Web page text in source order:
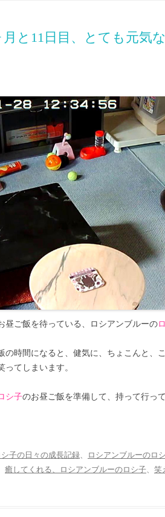
と11日目、とても元気
昼ご飯を待っている、ロシアンブルーの
時間になると、健気に、ちょこんと、
てしまいます。
シ子のお昼ご飯を準備して、持って行っ
子の日々の成長記録 ロシアンブルーのロ
癒してくれる、ロシアンブルーのロシ子
笑